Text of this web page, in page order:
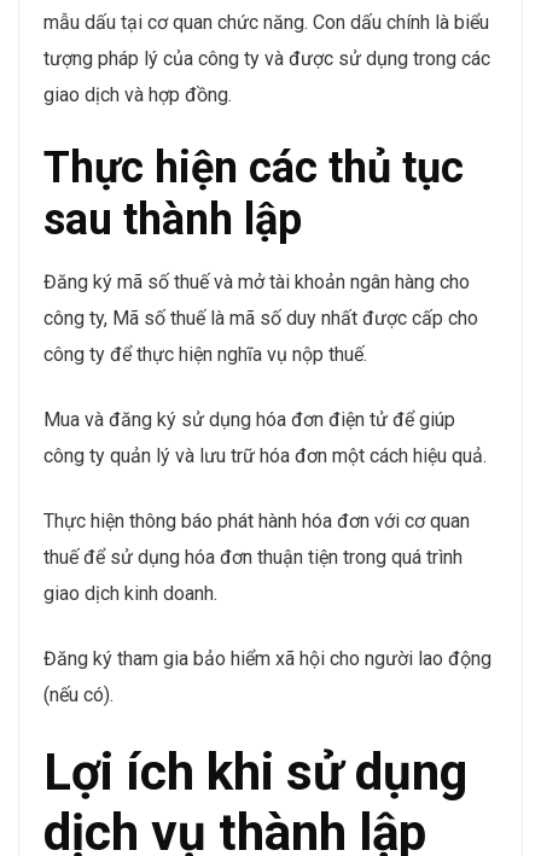
mẫu dấu tại cơ quan chức năng. Con dấu chính là biểu
tượng pháp lý của công ty và được sử dụng trong các
giao dịch và hợp đồng.
Thực hiện các thủ tục
sau thành lập
Đăng ký mã số thuế và mở tài khoản ngân hàng cho
công ty, Mã số thuế là mã số duy nhất được cấp cho
công ty để thực hiện nghĩa vụ nộp thuế.
Mua và đăng ký sử dụng hóa đơn điện tử để giúp
công ty quản lý và lưu trữ hóa đơn một cách hiệu quả.
Thực hiện thông báo phát hành hóa đơn với cơ quan
thuế để sử dụng hóa đơn thuận tiện trong quá trình
giao dịch kinh doanh.
Đăng ký tham gia bảo hiểm xã hội cho người lao động
(nếu có).
Lợi ích khi sử dụng
dịch vụ thành lập